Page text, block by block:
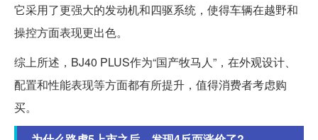
它采用了更强大的发动机和四驱系统，使得车辆在越野和
操控方面表现更出色。
综上所述，BJ40 PLUS作为“国产牧马人”，在外观设计、
配置和性能表现等方面都有所提升，值得消费者考虑购
买。